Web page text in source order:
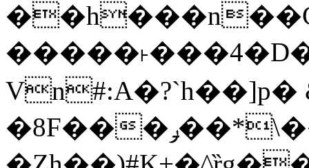
Vn#:A�?`h��]p�
�8F���ݛ��*\��U��S